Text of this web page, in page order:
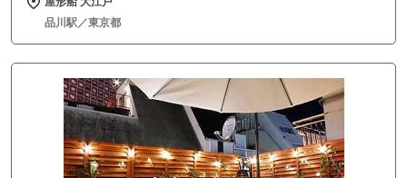
品川駅／東京都